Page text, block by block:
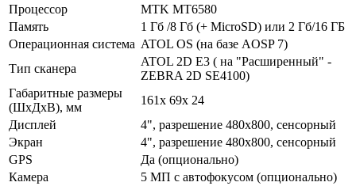
Процессор
MTK MT6580
Память
1 Гб /8 Гб (+ MicroSD) или 2 Гб/16 ГБ
Операционная система ATOL OS (на базе AOSP 7)
Тип сканера
ATOL 2D E3 ( на "Расширенный" -
ZEBRA 2D SE4100)
Габаритные размеры
(ШхДхВ), мм
161x 69x 24
Дисплей
4", разрешение 480х800, сенсорный
Экран
4", разрешение 480х800, сенсорный
GPS
Да (опционально)
Камера
5 МП с автофокусом (опционально)